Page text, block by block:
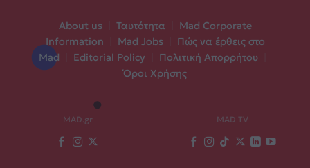
About us Ταυτότητα
Mad Corporate
Information
Mad Jobs
Πώς να έρθεις στο
Mad
Editorial Policy Πολιτική Απορρήτου
Όροι Χρήσης
MAD.gr MAD TV